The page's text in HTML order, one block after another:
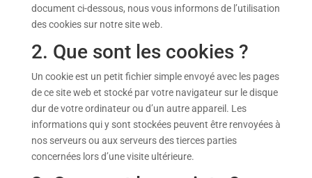
document ci-dessous, nous vous informons de l’utilisation
des cookies sur notre site web.
2. Que sont les cookies ?
Un cookie est un petit fichier simple envoyé avec les pages
de ce site web et stocké par votre navigateur sur le disque
dur de votre ordinateur ou d’un autre appareil. Les
informations qui y sont stockées peuvent être renvoyées à
nos serveurs ou aux serveurs des tierces parties
concernées lors d’une visite ultérieure.